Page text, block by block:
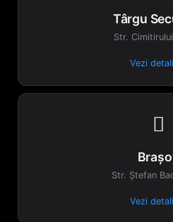
Târgu
Str.
Vezi

Str. Ștefan
Vezi